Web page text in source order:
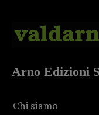
Arno Edizioni
Chi siamo